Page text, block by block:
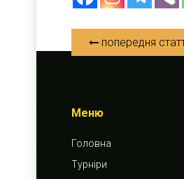
попередня
Меню
Головна
Турніри